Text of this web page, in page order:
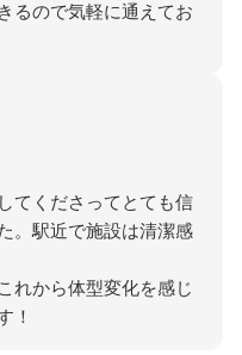
るので気軽に通えてお
てくださってとても信
。駅近で施設は清潔感
れから体型変化を感じ
！